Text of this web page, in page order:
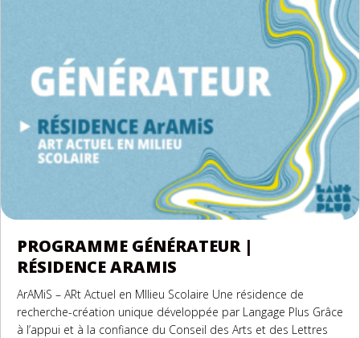
PROGRAMME GÉNÉRATEUR |
RÉSIDENCE ARAMIS
ArAMiS – ARt Actuel en MIlieu Scolaire Une résidence de
recherche-création unique développée par Langage Plus Grâce
à l’appui et à la confiance du Conseil des Arts et des Lettres